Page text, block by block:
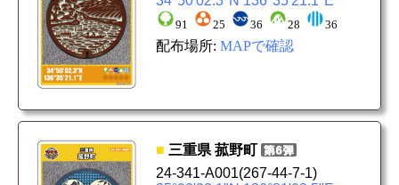
91 25 36 28 36
配布場所: MAPで確認
■ 三重県 菰野町
24-341-A001(267-44-7-1)